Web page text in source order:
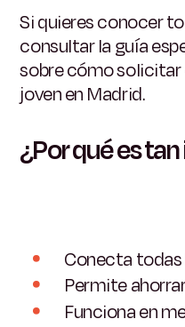
Si quieres conocer
consultar la guía
sobre cómo
joven en Madrid.
¿Por qué es
Conecta todas
Permite
Funciona en